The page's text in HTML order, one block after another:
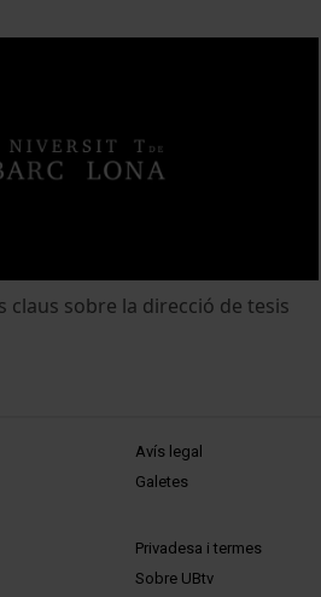
claus sobre la direcció de tesis
MENÚ PEU 1
Avís legal
Galetes
PEU 2
Privadesa i termes
Sobre UBtv